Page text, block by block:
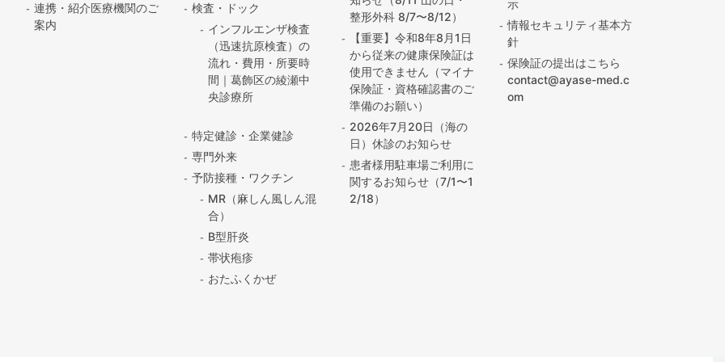
連携・紹介医療機関のご
案内
検査・ドック
インフルエンザ検査
（迅速抗原検査）の
流れ・費用・所要時
間｜葛飾区の綾瀬中
央診療所
特定健診・企業健診
専門外来
予防接種・ワクチン
MR（麻しん風しん混
合）
B型肝炎
帯状疱疹
おたふくかぜ
整形外科 8/7〜8/12）
【重要】令和8年8月1日
から従来の健康保険証は
使用できません（マイナ
保険証・資格確認書のご
準備のお願い）
2026年7月20日（海の
日）休診のお知らせ
患者様用駐車場ご利用に
関するお知らせ（7/1〜1
2/18）
示
情報セキュリティ基本方
針
保険証の提出はこちら
contact@ayase-med.c
om